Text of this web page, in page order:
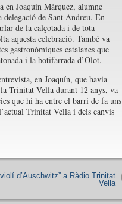
en Joaquín Márquez, alumne
delegació de Sant Andreu. En
de la calçotada i de tota
aquesta celebració. També va
gastronòmiques catalanes que
i la botifarrada d’Olot.
en Joaquín, que havia
Trinitat Vella durant 12 anys, va
que hi ha entre el barri de fa uns
Trinitat Vella i dels canvis
d’Auschwitz” a Ràdio Trinitat
Vella